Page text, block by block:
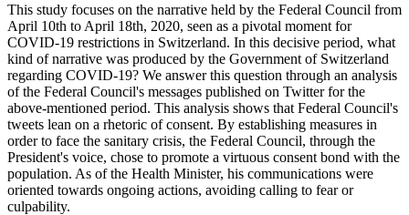
This study focuses on the narrative held by the Federal Council from
April 10th to April 18th, 2020, seen as a pivotal moment for
COVID-19 restrictions in Switzerland. In this decisive period, what
kind of narrative was produced by the Government of Switzerland
regarding COVID-19? We answer this question through an analysis
of the Federal Council's messages published on Twitter for the
above-mentioned period. This analysis shows that Federal Council's
tweets lean on a rhetoric of consent. By establishing measures in
order to face the sanitary crisis, the Federal Council, through the
President's voice, chose to promote a virtuous consent bond with the
population. As of the Health Minister, his communications were
oriented towards ongoing actions, avoiding calling to fear or
culpability.